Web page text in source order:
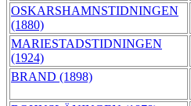
OSKARSHAMNSTIDNINGEN
(1880)
MARIESTADSTIDNINGEN
(1924)
BRAND (1898)